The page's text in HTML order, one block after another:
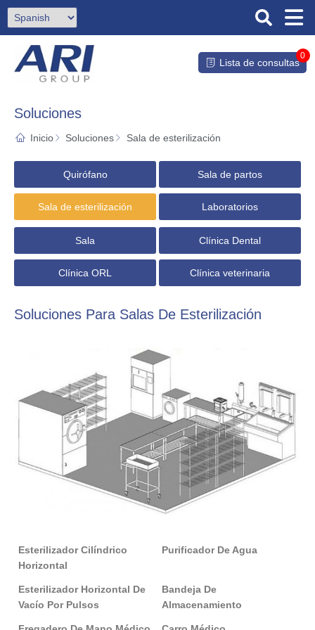
Lista de consultas
0
Soluciones
Inicio Soluciones Sala de esterilización
Quirófano Sala de partos
Sala de esterilización Laboratorios
Sala Clínica Dental
Clínica ORL Clínica veterinaria
Soluciones Para Salas De Esterilización
Esterilizador Cilíndrico
Horizontal
Purificador De Agua
Esterilizador Horizontal De
Vacío Por Pulsos
Bandeja De
Almacenamiento